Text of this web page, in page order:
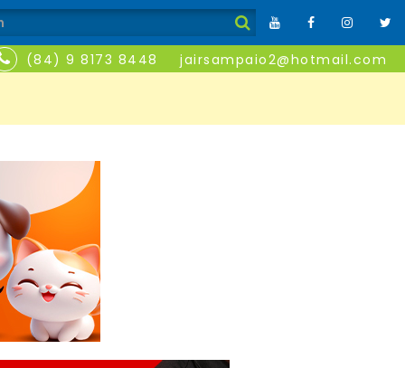
(84) 9 8173 8448 jairsampaio2@hotmail.com